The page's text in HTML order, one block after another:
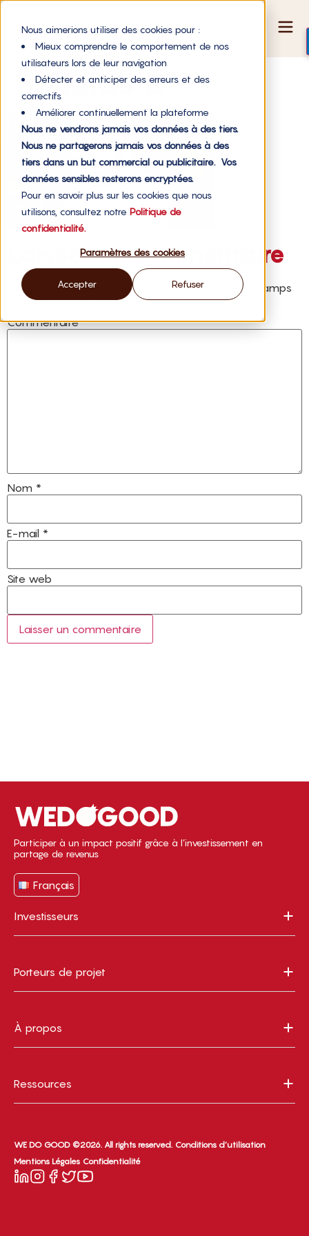
Nous aimerions utiliser des cookies pour :
Mieux comprendre le comportement de nos
utilisateurs lors de leur navigation
Détecter et anticiper des erreurs et des
correctifs
Améliorer continuellement la plateforme
Nous ne vendrons jamais vos données à des tiers.
Nous ne partagerons jamais vos données à des
tiers dans un but commercial ou publicitaire. Vos
données sensibles resterons encryptées.
Pour en savoir plus sur les cookies que nous
utilisons, consultez notre Politique de
confidentialité.
Paramètres des cookies
Accepter Refuser
Mikolas 2
Laisser un commentaire
Votre adresse e-mail ne sera pas publiée.
Les champs
obligatoires sont indiqués avec*
Commentaire*
Nom *
E-mail *
Site web
Participer à un impact positif grâce à l’investissement en
partage de revenus
Français
Investisseurs
Porteurs de projet
À propos
Ressources
WE DO GOOD ©2026. All rights reserved. Conditions d’utilisation
Mentions Légales Confidentialité